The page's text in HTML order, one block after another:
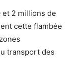
et 2 millions de
cette flambée
transport des